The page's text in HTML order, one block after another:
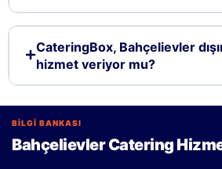
CateringBox, Bahçelievler
hizmet veriyor mu?
BİLGİ BANKASI
Bahçelievler Catering